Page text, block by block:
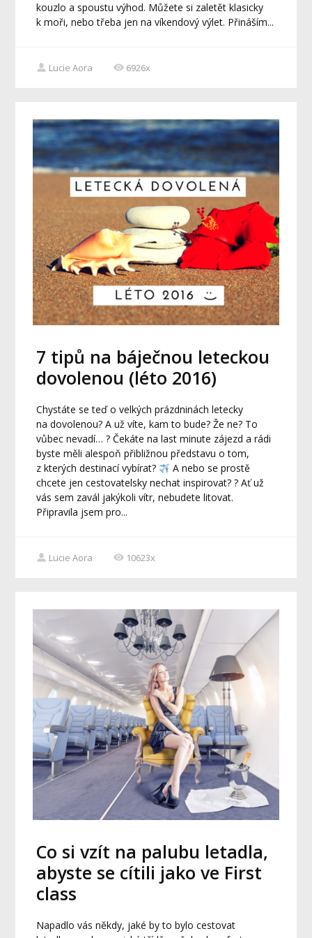
kouzlo a spoustu výhod. Můžete si zaletět klasicky
k moři, nebo třeba jen na víkendový výlet. Přináším...
Lucie Aora 6926x
7 tipů na báječnou leteckou
dovolenou (léto 2016)
Chystáte se teď o velkých prázdninách letecky
na dovolenou? A už víte, kam to bude? Že ne? To
vůbec nevadí… ? Čekáte na last minute zájezd a rádi
byste měli alespoň přibližnou představu o tom,
z kterých destinací vybírat?
A nebo se prostě
chcete jen cestovatelsky nechat inspirovat? ? Ať už
vás sem zavál jakýkoli vítr, nebudete litovat.
Připravila jsem pro...
Lucie Aora 10623x
Co si vzít na palubu letadla,
abyste se cítili jako ve First
class
Napadlo vás někdy, jaké by to bylo cestovat